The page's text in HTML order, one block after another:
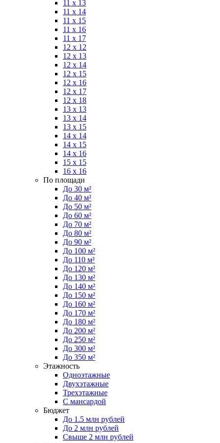
11 x 13
11 x 14
11 x 15
11 x 16
11 x 17
12 x 12
12 x 13
12 x 14
12 x 15
12 x 16
12 x 17
12 x 18
13 x 13
13 x 14
13 x 15
14 x 14
14 x 15
14 x 16
15 x 15
16 x 16
По площади
До 30 м²
До 40 м²
До 50 м²
До 60 м²
До 70 м²
До 80 м²
До 90 м²
До 100 м²
До 110 м²
До 120 м²
До 130 м²
До 140 м²
До 150 м²
До 160 м²
До 170 м²
До 180 м²
До 200 м²
До 250 м²
До 300 м²
До 350 м²
Этажность
Одноэтажные
Двухэтажные
Трехэтажные
С мансардой
Бюджет
До 1.5 млн рублей
До 2 млн рублей
Свыше 2 млн рублей